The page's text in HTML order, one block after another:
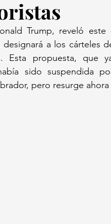
Trump, reveló
a los cárteles
Esta propuesta, que
sido suspendida
pero resurge ahora